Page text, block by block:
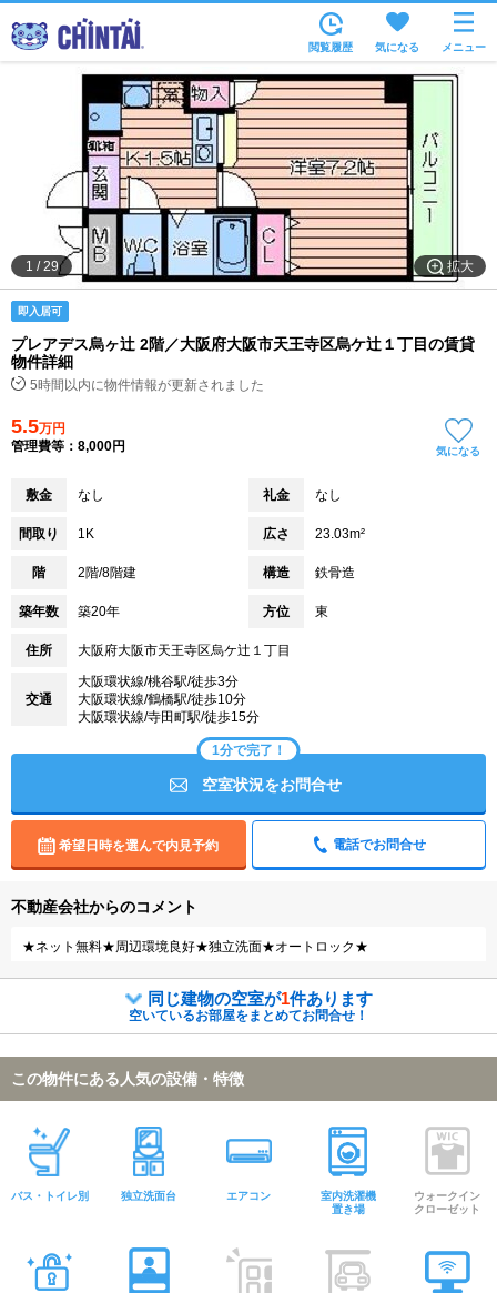
沿線・駅から
住所から
家賃相場から
通勤通学時間から
物件特集から
不動産会社から
閲覧履歴 気になる メニュー
拡大
1 /29
即入居可
プレアデス烏ヶ辻 2階／大阪府大阪市天王寺区烏ケ辻１丁目の賃貸
物件詳細
5時間以内に物件情報が更新されました
5.5万円
管理費等：8,000円
気になる
敷金 なし 礼金 なし
間取り 1K 広さ 23.03m²
階 2階/8階建 構造 鉄骨造
築年数 築20年 方位 東
住所 大阪府大阪市天王寺区烏ケ辻１丁目
交通
大阪環状線/桃谷駅/徒歩3分
大阪環状線/鶴橋駅/徒歩10分
大阪環状線/寺田町駅/徒歩15分
1分で完了！
空室状況をお問合せ
希望日時を選んで内見予約 電話でお問合せ
不動産会社からのコメント
★ネット無料★周辺環境良好★独立洗面★オートロック★
同じ建物の空室が1件あります
空いているお部屋をまとめてお問合せ！
この物件にある人気の設備・特徴
バス・トイレ別 独立洗面台 エアコン
室内洗濯機
置き場
ウォークイン
クローゼット